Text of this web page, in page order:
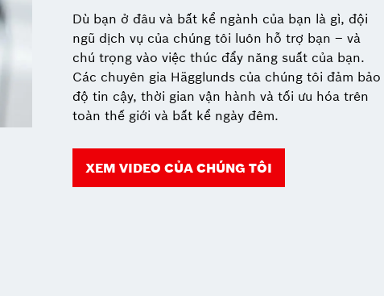
Dù bạn ở đâu và bất kể ngành của bạn là gì, đội
ngũ dịch vụ của chúng tôi luôn hỗ trợ bạn – và
chú trọng vào việc thúc đẩy năng suất của bạn.
Các chuyên gia Hägglunds của chúng tôi đảm bảo
độ tin cậy, thời gian vận hành và tối ưu hóa trên
toàn thế giới và bất kể ngày đêm.
XEM VIDEO CỦA CHÚNG TÔI